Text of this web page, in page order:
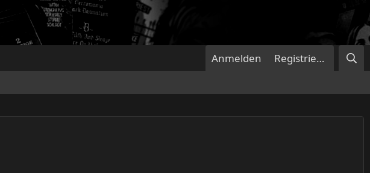
Anmelden Registrieren